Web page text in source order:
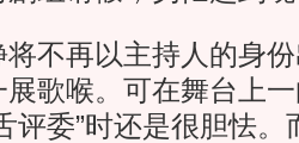
再以主持人的身份
歌喉。可在舞台上
评委”时还是很胆怯